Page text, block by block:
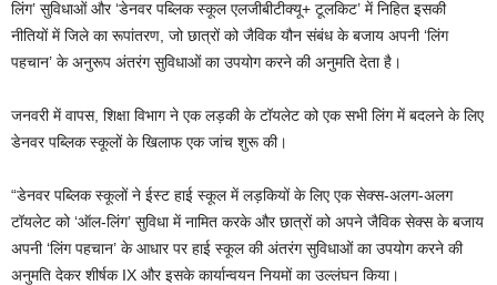
लिंग’ सुविधाओं और ‘डेनवर पब्लिक स्कूल एलजीबीटीक्यू+ टूलकिट’ में निहित इसकी
नीतियों में जिले का रूपांतरण, जो छात्रों को जैविक यौन संबंध के बजाय अपनी ‘लिंग
पहचान’ के अनुरूप अंतरंग सुविधाओं का उपयोग करने की अनुमति देता है।
जनवरी में वापस, शिक्षा विभाग ने एक लड़की के टॉयलेट को एक सभी लिंग में बदलने के लिए
डेनवर पब्लिक स्कूलों के खिलाफ एक जांच शुरू की।
“डेनवर पब्लिक स्कूलों ने ईस्ट हाई स्कूल में लड़कियों के लिए एक सेक्स-अलग-अलग
टॉयलेट को ‘ऑल-लिंग’ सुविधा में नामित करके और छात्रों को अपने जैविक सेक्स के बजाय
अपनी ‘लिंग पहचान’ के आधार पर हाई स्कूल की अंतरंग सुविधाओं का उपयोग करने की
अनुमति देकर शीर्षक IX और इसके कार्यान्वयन नियमों का उल्लंघन किया।